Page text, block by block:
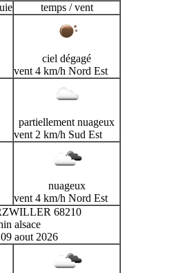
temps / vent
ciel dégagé
vent 4 km/h Nord Est
partiellement nuageux
vent 2 km/h Sud Est
nuageux
vent 4 km/h Nord Est
68210
alsace
aout 2026